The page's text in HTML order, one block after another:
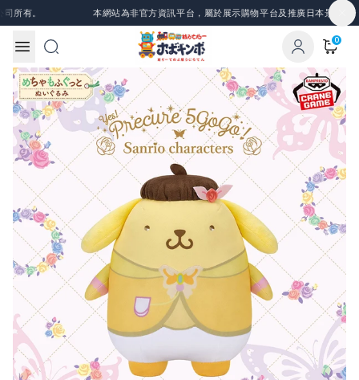
Skip to content
有。 本網站為非官方資訊平台，屬於展示購物平台及推廣日本景品、一
0